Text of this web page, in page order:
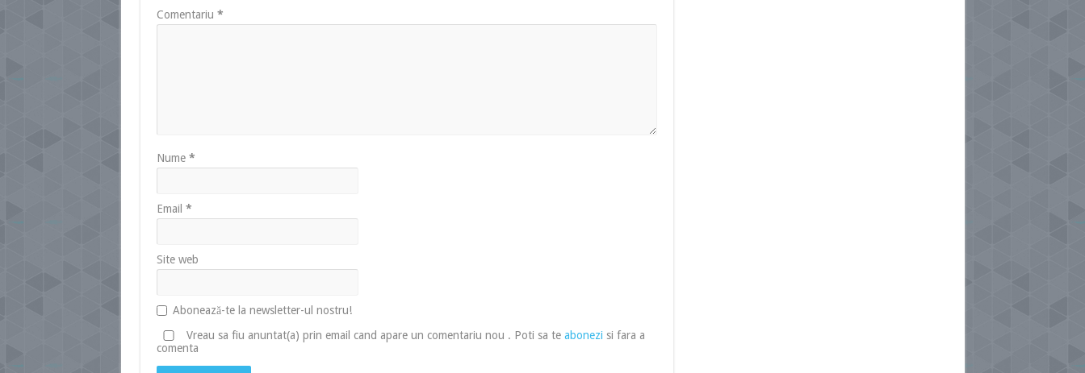
Comentariu *
Nume *
Email *
Site web
Abonează-te la newsletter-ul nostru!
Vreau sa fiu anuntat(a) prin email cand apare un comentariu nou . Poti sa te abonezi si fara a
comenta